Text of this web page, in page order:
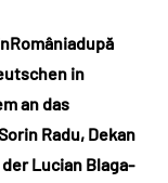
in
an das
Radu, Dekan
Lucian Blaga-